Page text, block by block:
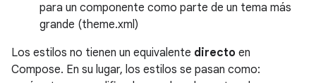
para un componente como parte de un tema más
grande (theme.xml)
Los estilos no tienen un equivalente directo en
Compose. En su lugar, los estilos se pasan como: